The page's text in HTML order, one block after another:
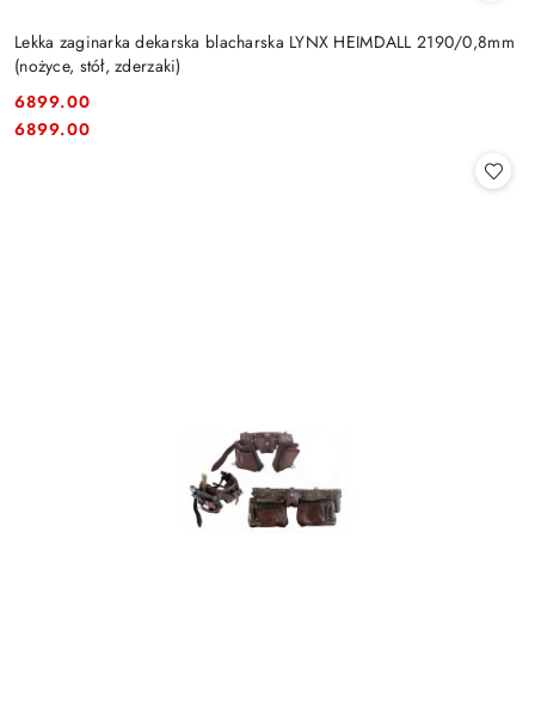
Lekka zaginarka dekarska blacharska LYNX HEIMDALL 2190/0,8mm
(nożyce, stół, zderzaki)
Cena:
6899.00
Cena:
6899.00